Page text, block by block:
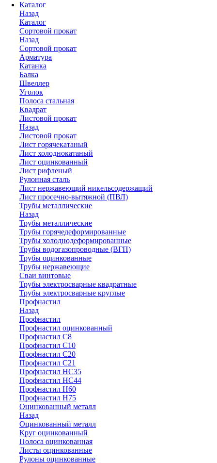
Каталог
Назад
Каталог
Сортовой прокат
Назад
Сортовой прокат
Арматура
Катанка
Балка
Швеллер
Уголок
Полоса стальная
Квадрат
Листовой прокат
Назад
Листовой прокат
Лист горячекатаный
Лист холоднокатаный
Лист оцинкованный
Лист рифленый
Рулонная сталь
Лист нержавеющий никельсодержащий
Лист просечно-вытяжной (ПВЛ)
Трубы металлические
Назад
Трубы металлические
Трубы горячедеформированные
Трубы холоднодеформированные
Трубы водогазопроводные (ВГП)
Трубы оцинкованные
Трубы нержавеющие
Сваи винтовые
Трубы электросварные квадратные
Трубы электросварные круглые
Профнастил
Назад
Профнастил
Профнастил оцинкованный
Профнастил С8
Профнастил С10
Профнастил С20
Профнастил С21
Профнастил НС35
Профнастил НС44
Профнастил Н60
Профнастил Н75
Оцинкованный металл
Назад
Оцинкованный металл
Круг оцинкованный
Полоса оцинкованная
Листы оцинкованные
Рулоны оцинкованные